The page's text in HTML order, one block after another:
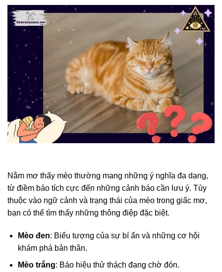
Nằm mơ thấy mèo thường mang những ý nghĩa đa dạng,
từ điềm báo tích cực đến những cảnh báo cần lưu ý. Tùy
thuộc vào ngữ cảnh và trạng thái của mèo trong giấc mơ,
bạn có thể tìm thấy những thông điệp đặc biệt.
Mèo đen: Biểu tượng của sự bí ẩn và những cơ hội
khám phá bản thân.
Mèo trắng: Báo hiệu thử thách đang chờ đón.